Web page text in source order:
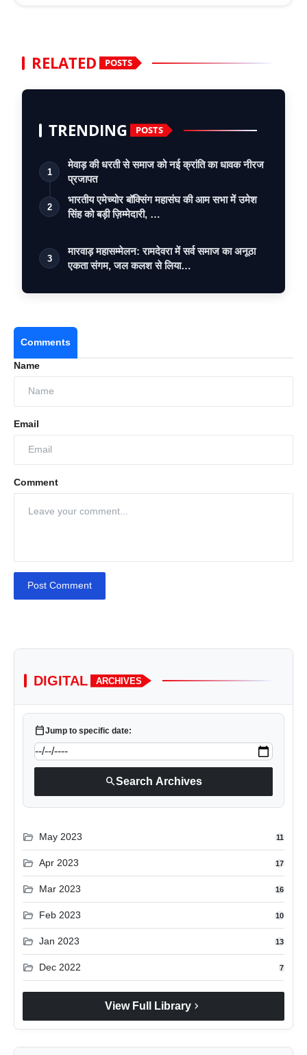
RELATED POSTS
TRENDING POSTS
1
मेवाड़ की धरती से समाज को नई क्रांति का धावक नीरज
प्रजापत
2
भारतीय एमेच्योर बॉक्सिंग महासंघ की आम सभा में उमेश
सिंह को बड़ी ज़िम्मेदारी, …
3
मारवाड़ महासम्मेलन: रामदेवरा में सर्व समाज का अनूठा
एकता संगम, जल कलश से लिया…
Comments
Name
Email
Comment
Post Comment
DIGITAL ARCHIVES
calendar_todayJump to specific date:
searchSearch Archives
folder_open May 2023 11
folder_open Apr 2023 17
folder_open Mar 2023 16
folder_open Feb 2023 10
folder_open Jan 2023 13
folder_open Dec 2022 7
View Full Library chevron_right